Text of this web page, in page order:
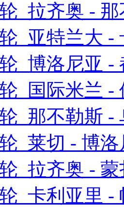
拉齐奥 -
亚特兰大 -
博洛尼亚 -
国际米兰 -
那不勒斯 -
莱切 - 博
拉齐奥 -
卡利亚里 -